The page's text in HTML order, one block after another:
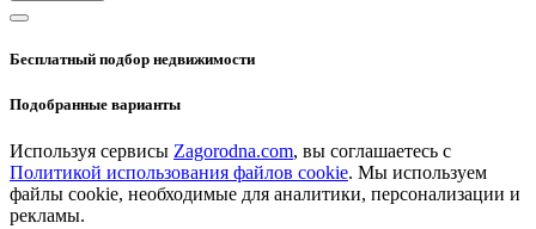
Бесплатный подбор недвижимости
Подобранные варианты
Используя сервисы Zagorodna.com, вы соглашаетесь с
Политикой использования файлов cookie. Мы используем
файлы cookie, необходимые для аналитики, персонализации и
рекламы.